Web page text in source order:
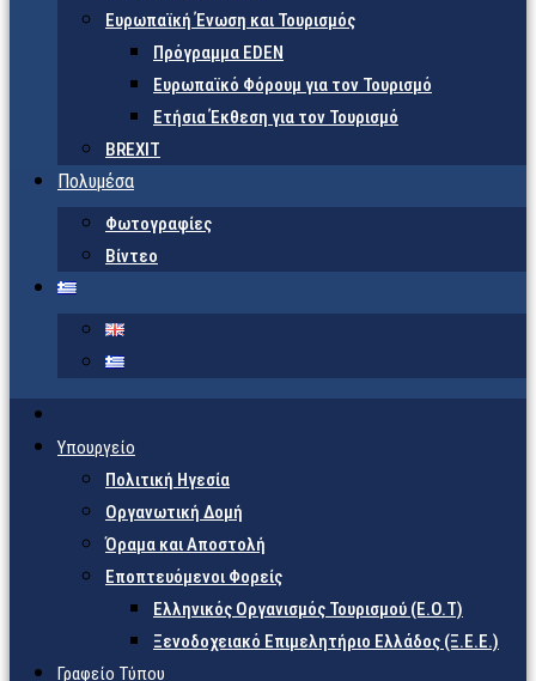
Ευρωπαϊκή Ένωση και Τουρισμός
Πρόγραμμα EDEN
Ευρωπαϊκό Φόρουμ για τον Τουρισμό
Ετήσια Έκθεση για τον Τουρισμό
BREXIT
Πολυμέσα
Φωτογραφίες
Βίντεο
Υπουργείο
Πολιτική Ηγεσία
Οργανωτική Δομή
Όραμα και Αποστολή
Εποπτευόμενοι Φορείς
Eλληνικός Οργανισμός Τουρισμού (Ε.Ο.Τ)
Ξενοδοχειακό Επιμελητήριο Ελλάδος (Ξ.Ε.Ε.)
Γραφείο Τύπου